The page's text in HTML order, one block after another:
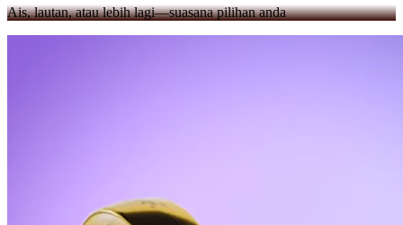
Ais, lautan, atau lebih lagi—suasana pilihan anda